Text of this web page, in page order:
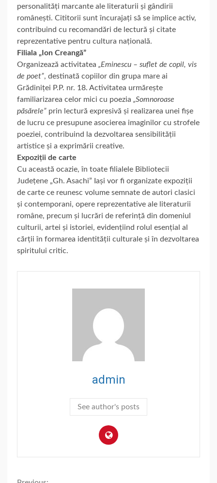
personalități marcante ale literaturii și gândirii
românești. Cititorii sunt încurajați să se implice activ,
contribuind cu recomandări de lectură și citate
reprezentative pentru cultura națională.
Filiala „Ion Creangă”
Organizează activitatea „Eminescu – suflet de copil, vis
de poet”, destinată copiilor din grupa mare ai
Grădiniței P.P. nr. 18. Activitatea urmărește
familiarizarea celor mici cu poezia „Somnoroase
păsărele” prin lectură expresivă și realizarea unei fișe
de lucru ce presupune asocierea imaginilor cu strofele
poeziei, contribuind la dezvoltarea sensibilității
artistice și a exprimării creative.
Expoziții de carte
Cu această ocazie, în toate filialele Bibliotecii
Județene „Gh. Asachi” Iași vor fi organizate expoziții
de carte ce reunesc volume semnate de autori clasici
și contemporani, opere reprezentative ale literaturii
române, precum și lucrări de referință din domeniul
culturii, artei și istoriei, evidențiind rolul esențial al
cărții în formarea identității culturale și în dezvoltarea
spiritului critic.
admin
See author's posts